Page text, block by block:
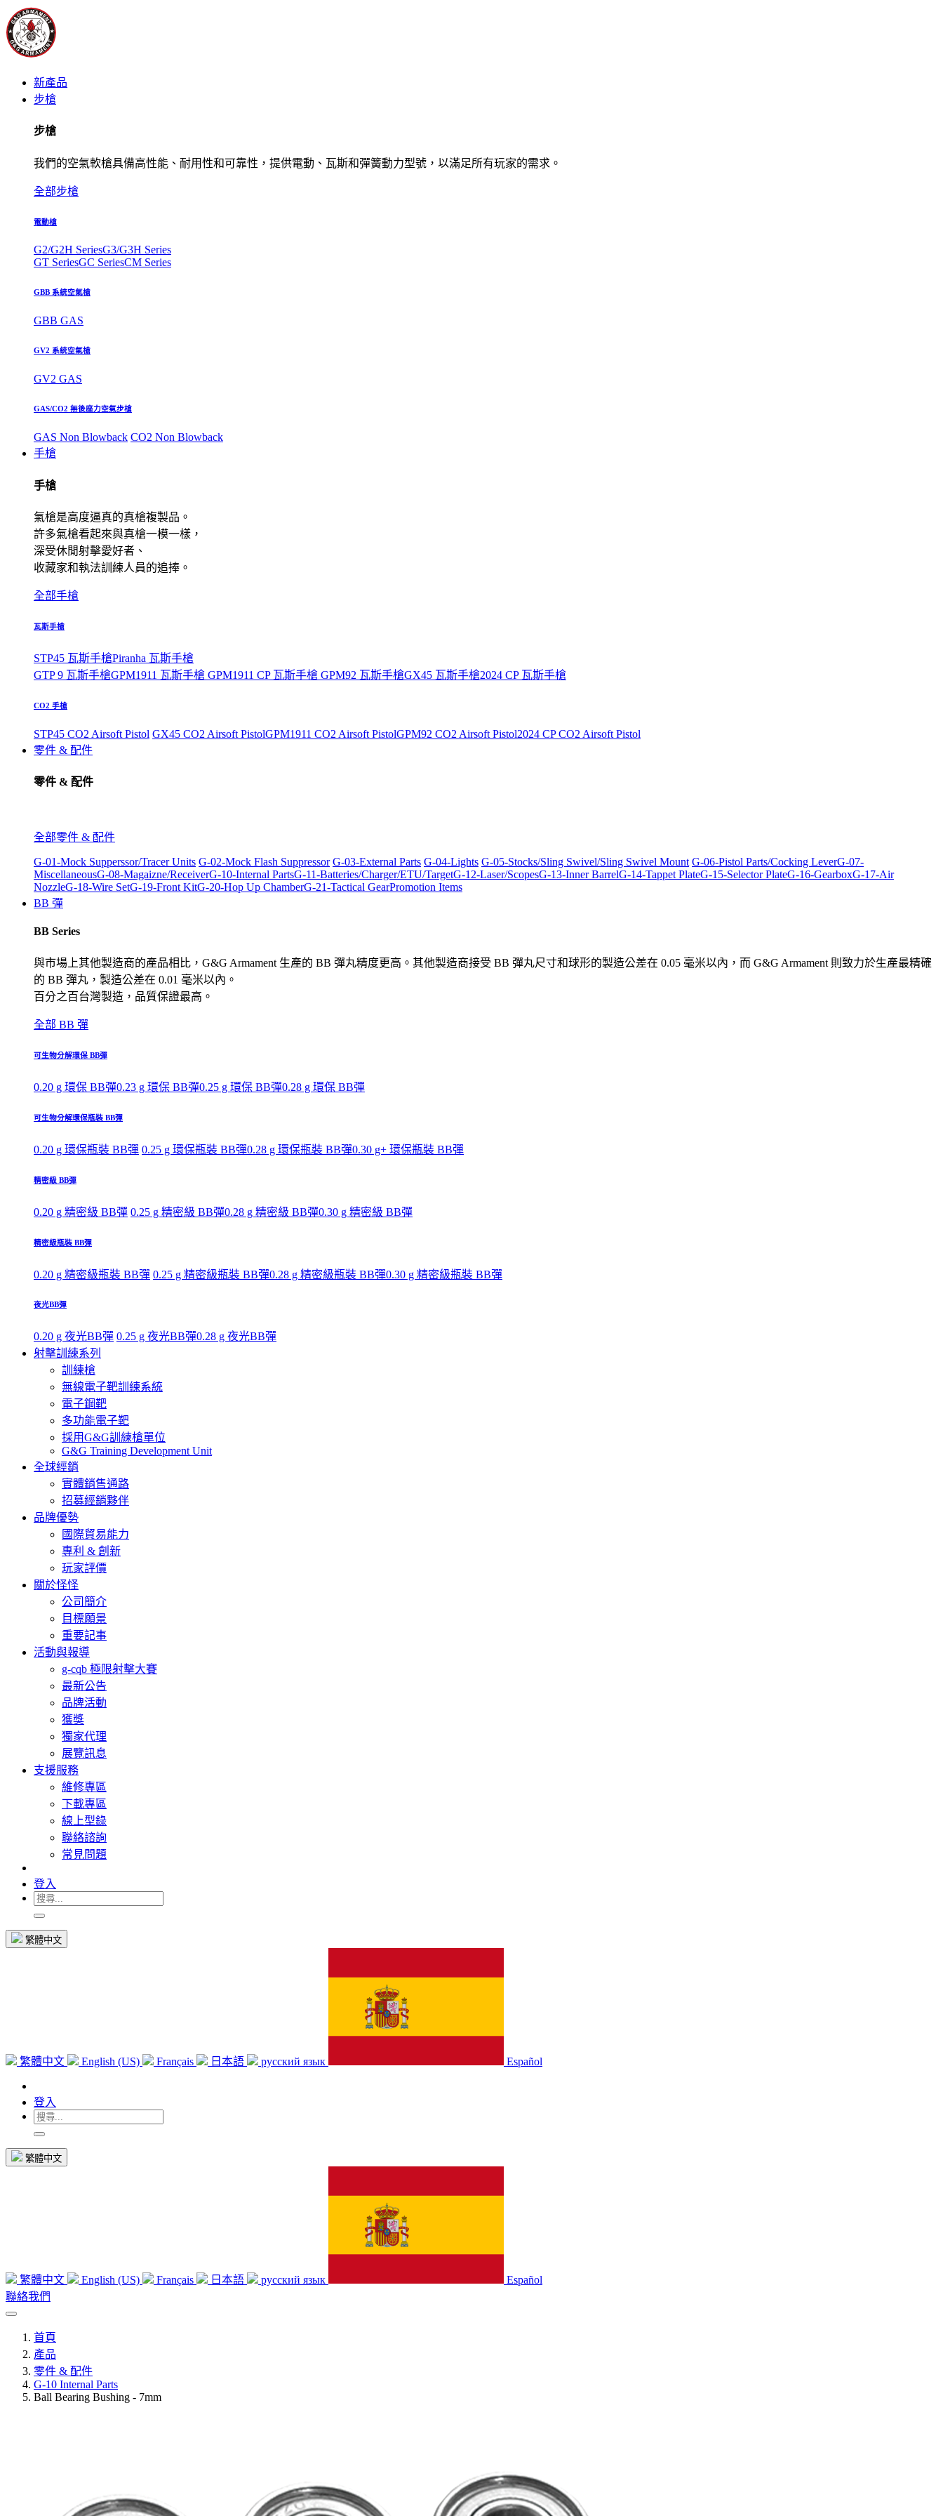
新產品
步槍
步槍
我們的空氣軟槍具備高性能、耐用性和可靠性，提供電動、瓦斯和彈簧動力型號，以滿足所有玩家的需求。
全部步槍
電動槍
G2/G2H SeriesG3/G3H Series
GT SeriesGC SeriesCM Series
GBB 系統空氣槍
GBB GAS
GV2 系統空氣槍
GV2 GAS
GAS/CO2 無後座力空氣步槍
GAS Non Blowback CO2 Non Blowback
手槍
手槍
氣槍是高度逼真的真槍複製品。
許多氣槍看起來與真槍一模一樣，
深受休閒射擊愛好者、
收藏家和執法訓練人員的追捧。
全部手槍
瓦斯手槍
STP45 瓦斯手槍Piranha 瓦斯手槍
GTP 9 瓦斯手槍GPM1911 瓦斯手槍 GPM1911 CP 瓦斯手槍 GPM92 瓦斯手槍GX45 瓦斯手槍2024 CP 瓦斯手槍
CO2 手槍
STP45 CO2 Airsoft Pistol GX45 CO2 Airsoft PistolGPM1911 CO2 Airsoft PistolGPM92 CO2 Airsoft Pistol2024 CP CO2 Airsoft Pistol
零件 & 配件
零件 & 配件
全部零件 & 配件
G-01-Mock Supperssor/Tracer Units G-02-Mock Flash Suppressor G-03-External Parts G-04-Lights G-05-Stocks/Sling Swivel/Sling Swivel Mount G-06-Pistol Parts/Cocking LeverG-07-
MiscellaneousG-08-Magaizne/ReceiverG-10-Internal PartsG-11-Batteries/Charger/ETU/TargetG-12-Laser/ScopesG-13-Inner BarrelG-14-Tappet PlateG-15-Selector PlateG-16-GearboxG-17-Air
NozzleG-18-Wire SetG-19-Front KitG-20-Hop Up ChamberG-21-Tactical GearPromotion Items
BB 彈
BB Series
與市場上其他製造商的產品相比，G&G Armament 生產的 BB 彈丸精度更高。其他製造商接受 BB 彈丸尺寸和球形的製造公差在 0.05 毫米以內，而 G&G Armament 則致力於生產最精確
的 BB 彈丸，製造公差在 0.01 毫米以內。
百分之百台灣製造，品質保證最高。
全部 BB 彈
可生物分解環保 BB彈
0.20 g 環保 BB彈0.23 g 環保 BB彈0.25 g 環保 BB彈0.28 g 環保 BB彈
可生物分解環保瓶裝 BB彈
0.20 g 環保瓶裝 BB彈 0.25 g 環保瓶裝 BB彈0.28 g 環保瓶裝 BB彈0.30 g+ 環保瓶裝 BB彈
精密級 BB彈
0.20 g 精密級 BB彈 0.25 g 精密級 BB彈0.28 g 精密級 BB彈0.30 g 精密級 BB彈
精密級瓶裝 BB彈
0.20 g 精密級瓶裝 BB彈 0.25 g 精密級瓶裝 BB彈0.28 g 精密級瓶裝 BB彈0.30 g 精密級瓶裝 BB彈
夜光BB彈
0.20 g 夜光BB彈 0.25 g 夜光BB彈0.28 g 夜光BB彈
射擊訓練系列
訓練槍
無線電子靶訓練系統
電子鋼靶
多功能電子靶
採用G&G訓練槍單位
G&G Training Development Unit
全球經銷
實體銷售通路
招募經銷夥伴
品牌優勢
國際貿易能力
專利 & 創新
玩家評價
關於怪怪
公司簡介
目標願景
重要記事
活動與報導
g-cqb 極限射擊大賽
最新公告
品牌活動
獲獎
獨家代理
展覽訊息
支援服務
維修專區
下載專區
線上型錄
聯絡諮詢
常見問題
登入
繁體中文
繁體中文 English (US) Français 日本語 русский язык Español
登入
繁體中文
繁體中文 English (US) Français 日本語 русский язык
Español
聯絡我們
首頁
產品
零件 & 配件
G-10 Internal Parts
Ball Bearing Bushing - 7mm